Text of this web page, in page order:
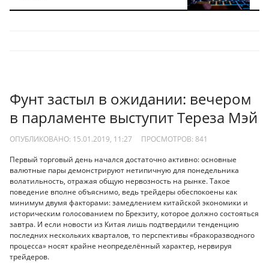
Фунт застыл в ожидании: вечером
в парламенте выступит Тереза Мэй
ОПУБЛИКОВАНО: 15.01.2019, 11:27 ПРОСМОТРОВ: 841
Первый торговый день начался достаточно активно: основные
валютные пары демонстрируют нетипичную для понедельника
волатильность, отражая общую нервозность на рынке. Такое
поведение вполне объяснимо, ведь трейдеры обеспокоены как
минимум двумя факторами: замедлением китайской экономики и
историческим голосованием по Брекзиту, которое должно состояться
завтра. И если новости из Китая лишь подтвердили тенденцию
последних нескольких кварталов, то перспективы «бракоразводного
процесса» носят крайне неопределённый характер, нервируя
трейдеров.